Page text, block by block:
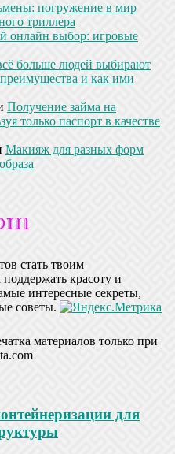
погружение в мир
триллера
онлайн выбор: игровые
больше людей выбирают
и как ими
Получение займа на
только паспорт в качестве
Макияж для разных форм
стать твоим
красоту и
интересные секреты,
советы.
материалов только при
для